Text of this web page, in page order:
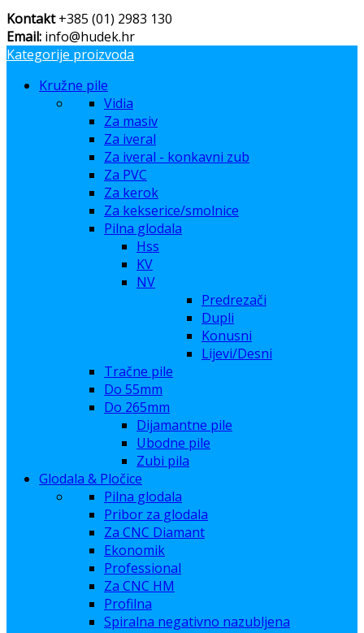
Kontakt+385 (01) 2983 130
Email: info@hudek.hr
Kategorije proizvoda
Kružne pile
Vidia
Za masiv
Za iveral
Za iveral - konkavni zub
Za PVC
Za kerok
Za kekserice/smolnice
Pilna glodala
Hss
KV
NV
Predrezači
Dupli
Konusni
Lijevi/Desni
Tračne pile
Do 55mm
Do 265mm
Dijamantne pile
Ubodne pile
Zubi pila
Glodala & Pločice
Pilna glodala
Pribor za glodala
Za CNC Diamant
Ekonomik
Professional
Za CNC HM
Profilna
Spiralna negativno nazubljena